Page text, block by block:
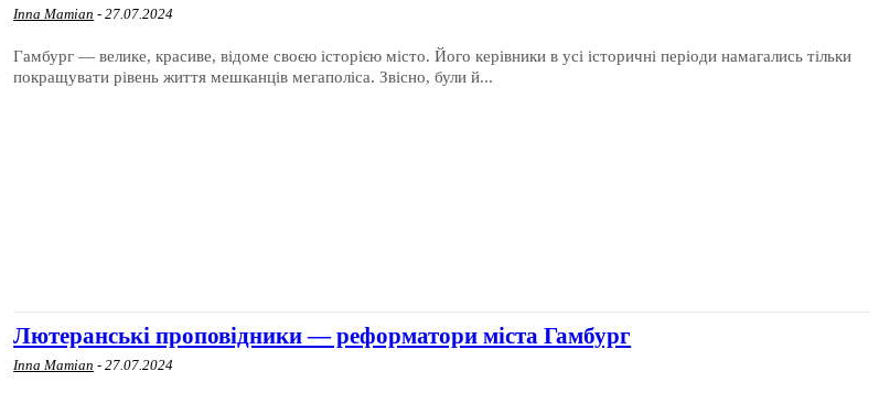
Inna Mamian - 27.07.2024
Гамбург — велике, красиве, відоме своєю історією місто. Його керівники в усі історичні періоди намагались тільки
покращувати рівень життя мешканців мегаполіса. Звісно, були й...
Лютеранські проповідники — реформатори міста Гамбург
Inna Mamian - 27.07.2024